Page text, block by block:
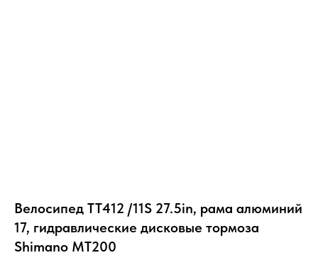
Велосипед TT412 /11S 27.5in, рама алюминий
17, гидравлические дисковые тормоза
Shimano MT200